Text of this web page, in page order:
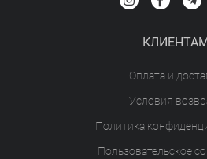
КЛИЕНТАМ
Оплата и
Условия
Политика
Пользовательское